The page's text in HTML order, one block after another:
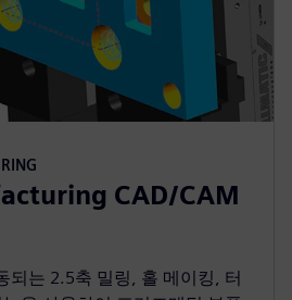
CAD/CAM
되는 2.5축 밀링, 홀 메이킹, 터